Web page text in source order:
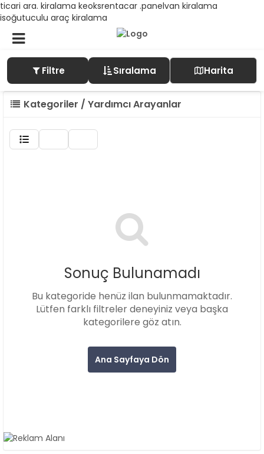
ticari ara. kiralama keoksrentacar .panelvan kiralama
isoğutuculu araç kiralama
Filtre Sıralama Harita
Kategoriler / Yardımcı Arayanlar
Sonuç Bulunamadı
Bu kategoride henüz ilan bulunmamaktadır.
Lütfen farklı filtreler deneyiniz veya başka
kategorilere göz atın.
Ana Sayfaya Dön